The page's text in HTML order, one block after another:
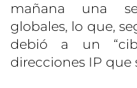
mañana una
globales, lo que,
debió a un
direcciones IP que